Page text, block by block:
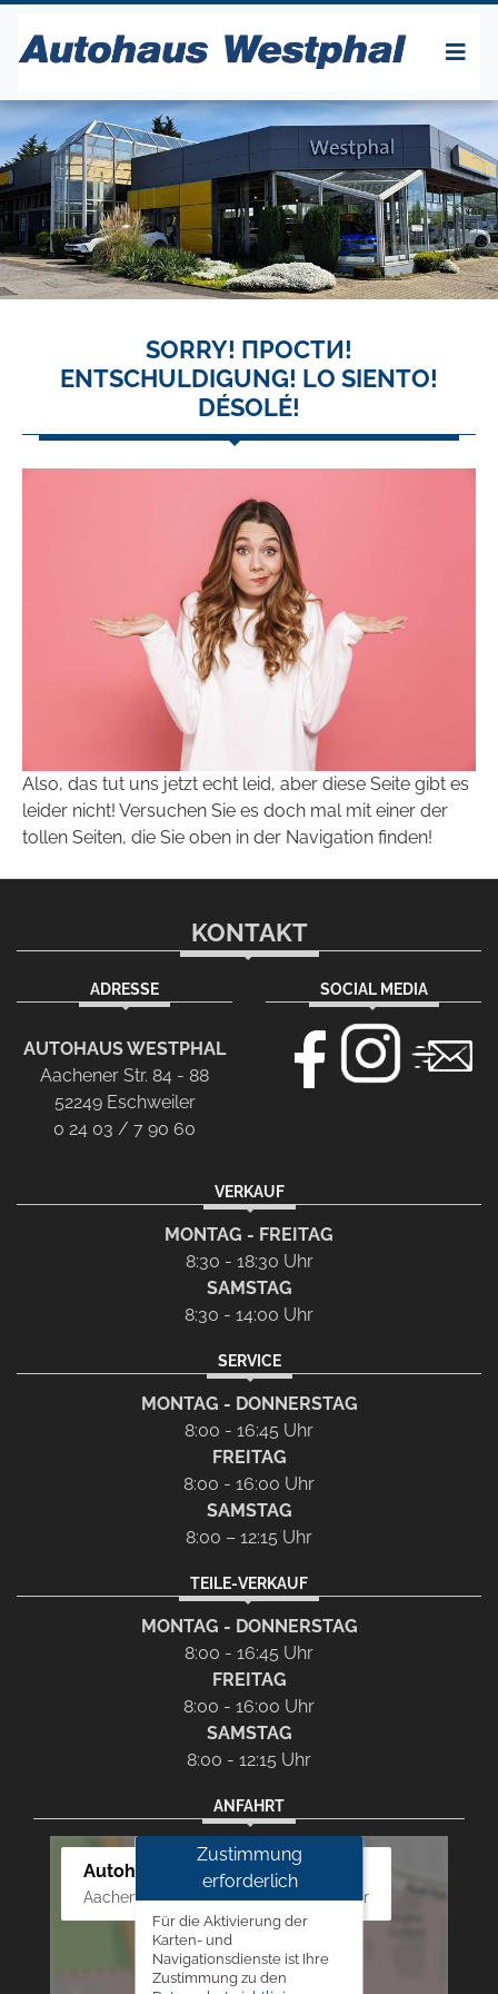
SORRY! ПРОСТИ!
ENTSCHULDIGUNG! LO SIENTO!
DÉSOLÉ!
Also, das tut uns jetzt echt leid, aber diese Seite gibt es
leider nicht! Versuchen Sie es doch mal mit einer der
tollen Seiten, die Sie oben in der Navigation finden!
KONTAKT
ADRESSE
AUTOHAUS WESTPHAL
Aachener Str. 84 - 88
52249 Eschweiler
0 24 03 / 7 90 60
SOCIAL MEDIA
VERKAUF
MONTAG - FREITAG
8:30 - 18:30 Uhr
SAMSTAG
8:30 - 14:00 Uhr
SERVICE
MONTAG - DONNERSTAG
8:00 - 16:45 Uhr
FREITAG
8:00 - 16:00 Uhr
SAMSTAG
8:00 – 12:15 Uhr
TEILE-VERKAUF
MONTAG - DONNERSTAG
8:00 - 16:45 Uhr
FREITAG
8:00 - 16:00 Uhr
SAMSTAG
8:00 - 12:15 Uhr
ANFAHRT
Autohaus Westphal
Aachener Str. 84 - 88, 52249 Eschweiler
Zustimmung
erforderlich
Für die Aktivierung der
Karten- und
Navigationsdienste ist Ihre
Zustimmung zu den